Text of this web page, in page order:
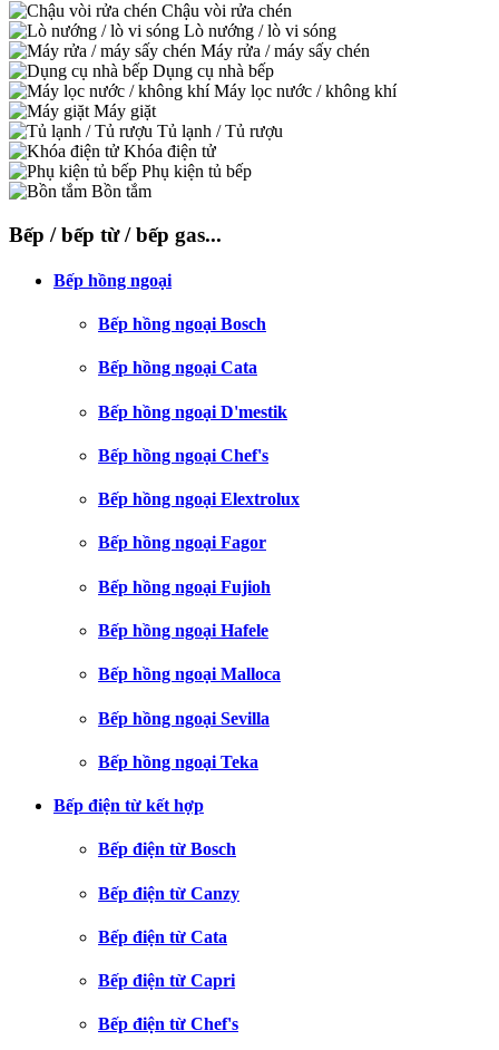
Chậu vòi rửa chén
Lò nướng / lò vi sóng
Máy rửa / máy sấy chén
Dụng cụ nhà bếp
Máy lọc nước / không khí
Máy giặt
Tủ lạnh / Tủ rượu
Khóa điện tử
Phụ kiện tủ bếp
Bồn tắm
Bếp / bếp từ / bếp gas...
Bếp hồng ngoại
Bếp hồng ngoại Bosch
Bếp hồng ngoại Cata
Bếp hồng ngoại D'mestik
Bếp hồng ngoại Chef's
Bếp hồng ngoại Elextrolux
Bếp hồng ngoại Fagor
Bếp hồng ngoại Fujioh
Bếp hồng ngoại Hafele
Bếp hồng ngoại Malloca
Bếp hồng ngoại Sevilla
Bếp hồng ngoại Teka
Bếp điện từ kết hợp
Bếp điện từ Bosch
Bếp điện từ Canzy
Bếp điện từ Cata
Bếp điện từ Capri
Bếp điện từ Chef's